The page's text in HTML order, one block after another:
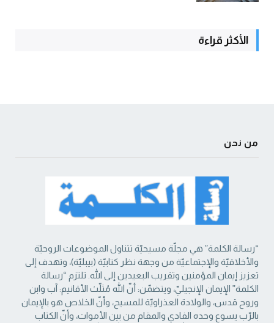
الأكثر قراءة
من نحن
“رسالة الكلمة” هي مجلّة مسيحيّة تتناول الموضوعات الروحيّة
والأخلاقيّة والإجتماعيّة من ‏وجهة نظر كتابيّة (بيبليّة)، وتهدف إلى
تعزيز إيمان المؤمنين وتقريب البعيدين إلى الله. تلتزم “رسالة
‏الكلمة” الإيمان الإنجيليّ، ويتضمّن: أنّ الله مُثلّث الأقانيم: آب وابن
وروح قدس، والولادة العذراويّة ‏للمسيح، وأنّ الخلاص هو بالإيمان
بالرّب يسوع وحده الفادي والمقام من بين الأموات، وأنّ الكتاب